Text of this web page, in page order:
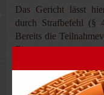
Das Gericht lässt
durch Strafbefehl (§
Bereits die
Folge: Das